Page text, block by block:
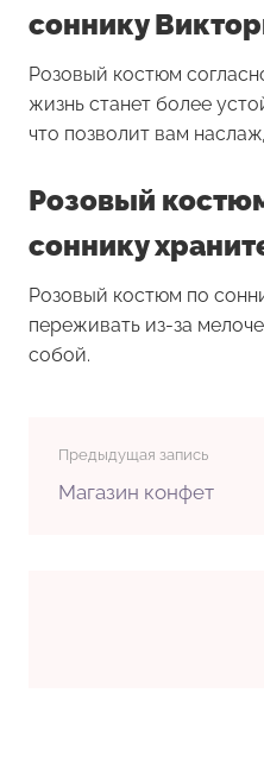
соннику
Розовый костюм
жизнь станет более
что позволит вам
Розовый
соннику
Розовый костюм по
переживать из-за
собой.
Предыдущая запись
Магазин конфет